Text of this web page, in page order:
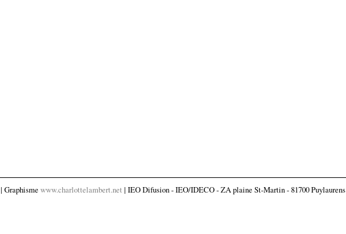
| Graphisme www.charlottelambert.net | IEO Difusion - IEO/IDECO - ZA plaine St-Martin - 81700 Puylaurens